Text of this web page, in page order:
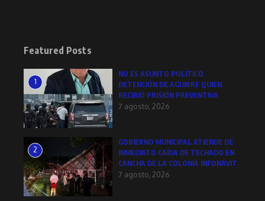
Featured Posts
1
NO ES ASUNTO POLÍTICO
DETENCIÓN DE AGUIRRE QUIEN
RECIBIÓ PRISIÓN PREVENTIVA
7 agosto, 2026
2
GOBIERNO MUNICIPAL ATIENDE DE
INMEDIATO CAÍDA DE TECHADO EN
CANCHA DE LA COLONIA INFONAVIT
7 agosto, 2026